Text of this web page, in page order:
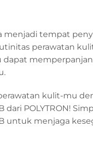
menjadi tempat
perawatan
kulit-mu
dari POLYTRON!
untuk menjaga